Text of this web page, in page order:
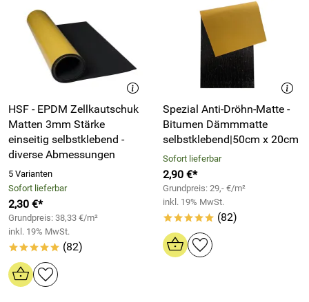
HSF - EPDM Zellkautschuk
Matten 3mm Stärke
einseitig selbstklebend -
diverse Abmessungen
5 Varianten
Sofort lieferbar
2,30 €*
Grundpreis: 38,33 €/m²
inkl. 19% MwSt.
***** (82)
Spezial Anti-Dröhn-Matte -
Bitumen Dämmmatte
selbstklebend|50cm x 20cm
Sofort lieferbar
2,90 €*
Grundpreis: 29,- €/m²
inkl. 19% MwSt.
***** (82)